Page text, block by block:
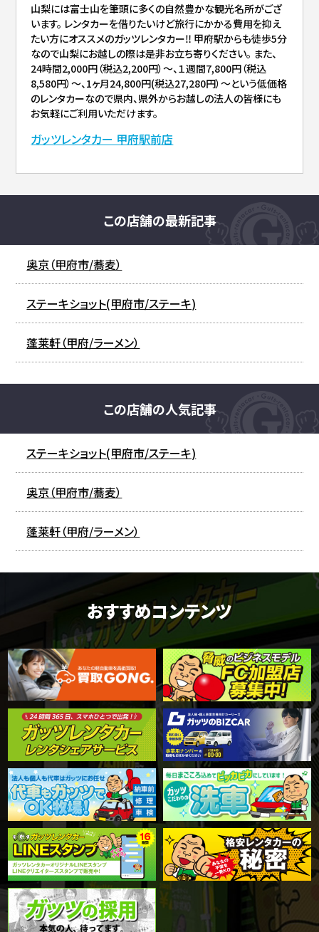
山梨には富士山を筆頭に多くの自然豊かな観光名所がござ
います。 レンタカーを借りたいけど旅行にかかる費用を抑え
たい方にオススメのガッツレンタカー‼︎ 甲府駅からも徒歩5分
なので山梨にお越しの際は是非お立ち寄りください。 また、
24時間2,000円（税込2,200円）～、１週間7,800円（税込
8,580円）～、1ヶ月24,800円(税込27,280円）～という低価格
のレンタカーなので県内、県外からお越しの法人の皆様にも
お気軽にご利用いただけます。
ガッツレンタカー 甲府駅前店
この店舗の最新記事
奥京（甲府市/蕎麦）
ステーキショット(甲府市/ステーキ)
蓬莱軒（甲府/ラーメン）
この店舗の人気記事
ステーキショット(甲府市/ステーキ)
奥京（甲府市/蕎麦）
蓬莱軒（甲府/ラーメン）
おすすめコンテンツ